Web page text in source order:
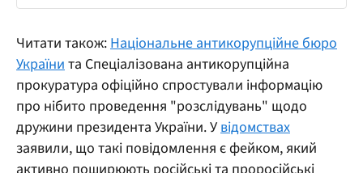
Читати також:Національне антикорупційне бюро
Українита Спеціалізована антикорупційна
прокуратура офіційно спростували інформацію
про нібито проведення "розслідувань" щодо
дружини президента України. Увідомствах
заявили, що такі повідомлення є фейком, який